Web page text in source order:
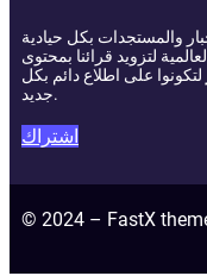
والمستجدات بكل حيادية
لتزويد قرائنا بمحتوى
لتكونوا على اطلاع دائم بكل
جديد.
اشتراك
© 2024 – FastX